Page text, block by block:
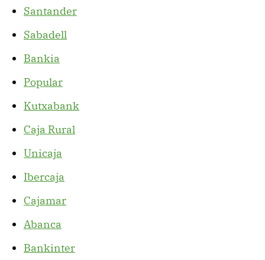
Santander
Sabadell
Bankia
Popular
Kutxabank
Caja Rural
Unicaja
Ibercaja
Cajamar
Abanca
Bankinter